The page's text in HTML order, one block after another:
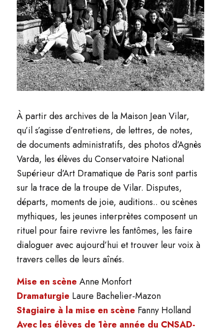
À partir des archives de la Maison Jean Vilar,
qu’il s’agisse d’entretiens, de lettres, de notes,
de documents administratifs, des photos d’Agnès
Varda, les élèves du Conservatoire National
Supérieur d’Art Dramatique de Paris sont partis
sur la trace de la troupe de Vilar. Disputes,
départs, moments de joie, auditions.. ou scènes
mythiques, les jeunes interprètes composent un
rituel pour faire revivre les fantômes, les faire
dialoguer avec aujourd’hui et trouver leur voix à
travers celles de leurs aînés.
Mise en scène Anne Monfort
Dramaturgie Laure Bachelier-Mazon
Stagiaire à la mise en scène Fanny Holland
Avec les élèves de 1ère année du CNSAD-